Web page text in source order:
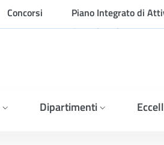
Concorsi
Piano Integrato di
Organizzazione
Dipartimenti